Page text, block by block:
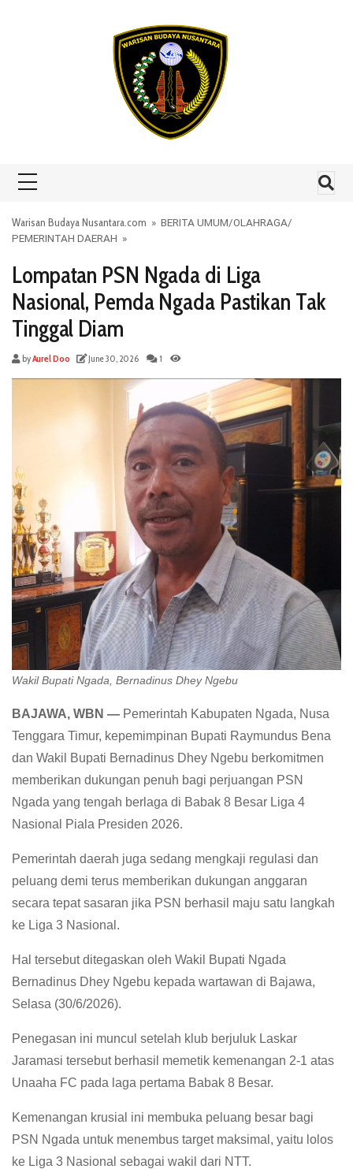
Warisan Budaya Nusantara.com » BERITA UMUM/OLAHRAGA/
PEMERINTAH DAERAH »
Lompatan PSN Ngada di Liga
Nasional, Pemda Ngada Pastikan Tak
Tinggal Diam
byAurel Doo June 30, 2026 1
Wakil Bupati Ngada, Bernadinus Dhey Ngebu
BAJAWA, WBN — Pemerintah Kabupaten Ngada, Nusa
Tenggara Timur, kepemimpinan Bupati Raymundus Bena
dan Wakil Bupati Bernadinus Dhey Ngebu berkomitmen
memberikan dukungan penuh bagi perjuangan PSN
Ngada yang tengah berlaga di Babak 8 Besar Liga 4
Nasional Piala Presiden 2026.
Pemerintah daerah juga sedang mengkaji regulasi dan
peluang demi terus memberikan dukungan anggaran
secara tepat sasaran jika PSN berhasil maju satu langkah
ke Liga 3 Nasional.
Hal tersebut ditegaskan oleh Wakil Bupati Ngada
Bernadinus Dhey Ngebu kepada wartawan di Bajawa,
Selasa (30/6/2026).
Penegasan ini muncul setelah klub berjuluk Laskar
Jaramasi tersebut berhasil memetik kemenangan 2-1 atas
Unaaha FC pada laga pertama Babak 8 Besar.
Kemenangan krusial ini membuka peluang besar bagi
PSN Ngada untuk menembus target maksimal, yaitu lolos
ke Liga 3 Nasional sebagai wakil dari NTT.